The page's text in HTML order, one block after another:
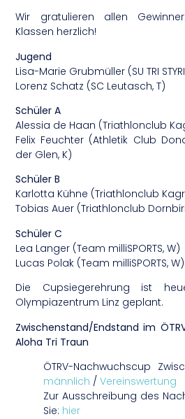
Wir gratulieren allen
Klassen herzlich!
Jugend
Lisa-Marie Grubmüller (SU TRI
Lorenz Schatz (SC Leutasch, T)
Schüler A
Alessia de Haan (Triathlonclub
Felix Feuchter (Athletik Club
der Glen, K)
Schüler B
Karlotta Kühne (Triathlonclub
Tobias Auer (Triathlonclub
Schüler C
Lea Langer (Team milliSPORTS, W)
Lucas Polak (Team milliSPORTS, W)
Die Cupsiegerehrung ist
Olympiazentrum Linz geplant.
Zwischenstand/Endstand im
Aloha Tri Traun
ÖTRV-Nachwuchscup
männlich /Vereinswertung
Zur Ausschreibung des
Sie: hier